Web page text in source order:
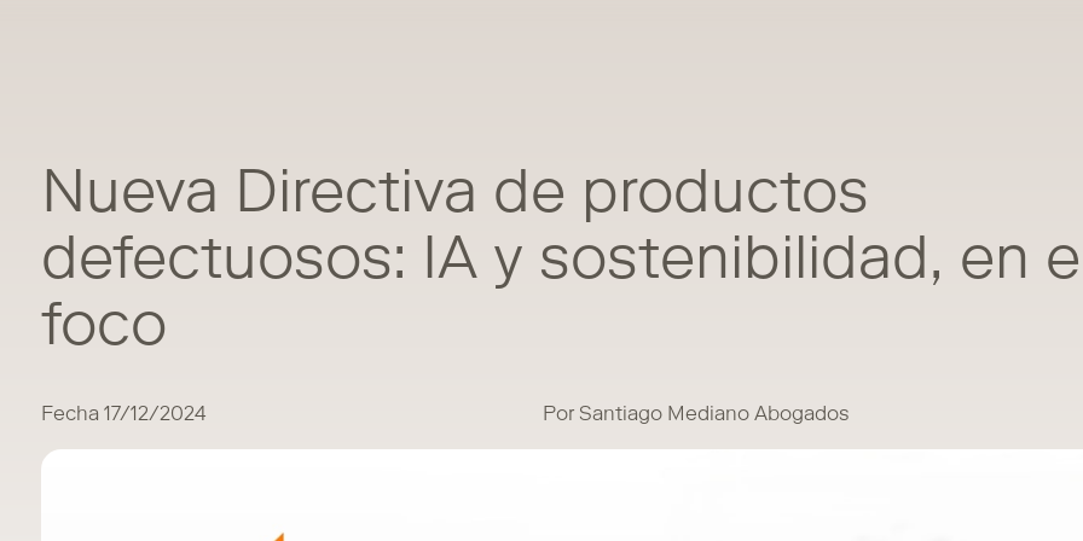
Nueva Directiva de productos
defectuosos: IA y sostenibilidad, en
foco
Fecha 17/12/2024 Por Santiago Mediano Abogados